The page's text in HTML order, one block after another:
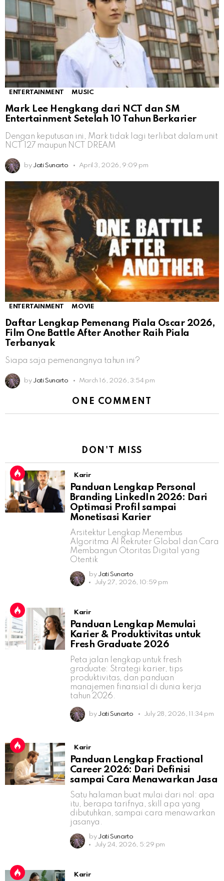
ENTERTAINMENT MUSIC
Mark Lee Hengkang dari NCT dan SM
Entertainment Setelah 10 Tahun Berkarier
Dengan keputusan ini, Mark tidak lagi terlibat dalam unit
NCT 127 maupun NCT DREAM
by Jati Sunarto April 3, 2026, 9:09 pm
ENTERTAINMENT MOVIE
Daftar Lengkap Pemenang Piala Oscar 2026,
Film One Battle After Another Raih Piala
Terbanyak
Siapa saja pemenangnya tahun ini?
by Jati Sunarto March 16, 2026, 3:54 pm
ONE COMMENT
DON'T MISS
Karir
Panduan Lengkap Personal
Branding LinkedIn 2026: Dari
Optimasi Profil sampai
Monetisasi Karier
Arsitektur Lengkap Menembus
Algoritma AI Rekruter Global dan Cara
Membangun Otoritas Digital yang
Otentik
by Jati Sunarto
July 27, 2026, 10:59 pm
Karir
Panduan Lengkap Memulai
Karier & Produktivitas untuk
Fresh Graduate 2026
Peta jalan lengkap untuk fresh
graduate: Strategi karier, tips
produktivitas, dan panduan
manajemen finansial di dunia kerja
tahun 2026.
by Jati Sunarto July 28, 2026, 11:34 pm
Karir
Panduan Lengkap Fractional
Career 2026: Dari Definisi
sampai Cara Menawarkan Jasa
Satu halaman buat mulai dari nol: apa
itu, berapa tarifnya, skill apa yang
dibutuhkan, sampai cara menawarkan
jasanya.
by Jati Sunarto
July 24, 2026, 5:29 pm
Karir